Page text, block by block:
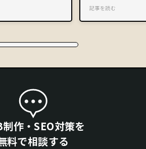
記事を読む
制作・SEO対策を
料で相談する